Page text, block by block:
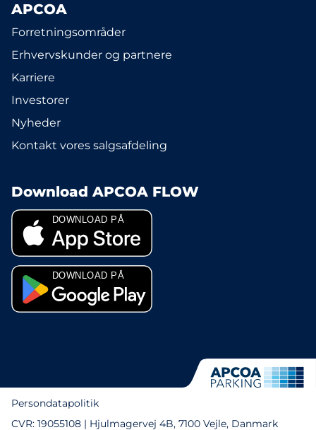
APCOA
Forretningsområder
Erhvervskunder og partnere
Karriere
Investorer
Nyheder
Kontakt vores salgsafdeling
Download APCOA FLOW
Persondatapolitik
CVR: 19055108 | Hjulmagervej 4B, 7100 Vejle, Danmark